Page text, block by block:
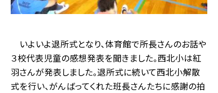
いよいよ退所式となり、体育館で所長さんのお話や
３校代表児童の感想発表を聞きました。西北小は紅
羽さんが発表しました。退所式に続いて西北小解散
式を行い、がんばってくれた班長さんたちに感謝の拍